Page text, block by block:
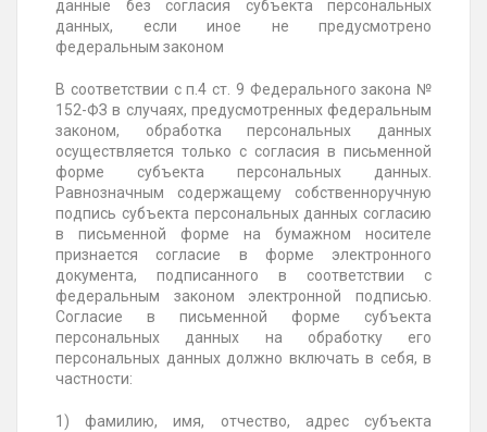
данные без согласия субъекта персональных
данных, если иное не предусмотрено
федеральным законом
В соответствии с п.4 ст. 9 Федерального закона №
152-ФЗ в случаях, предусмотренных федеральным
законом, обработка персональных данных
осуществляется только с согласия в письменной
форме субъекта персональных данных.
Равнозначным содержащему собственноручную
подпись субъекта персональных данных согласию
в письменной форме на бумажном носителе
признается согласие в форме электронного
документа, подписанного в соответствии с
федеральным законом электронной подписью.
Согласие в письменной форме субъекта
персональных данных на обработку его
персональных данных должно включать в себя, в
частности:
1) фамилию, имя, отчество, адрес субъекта